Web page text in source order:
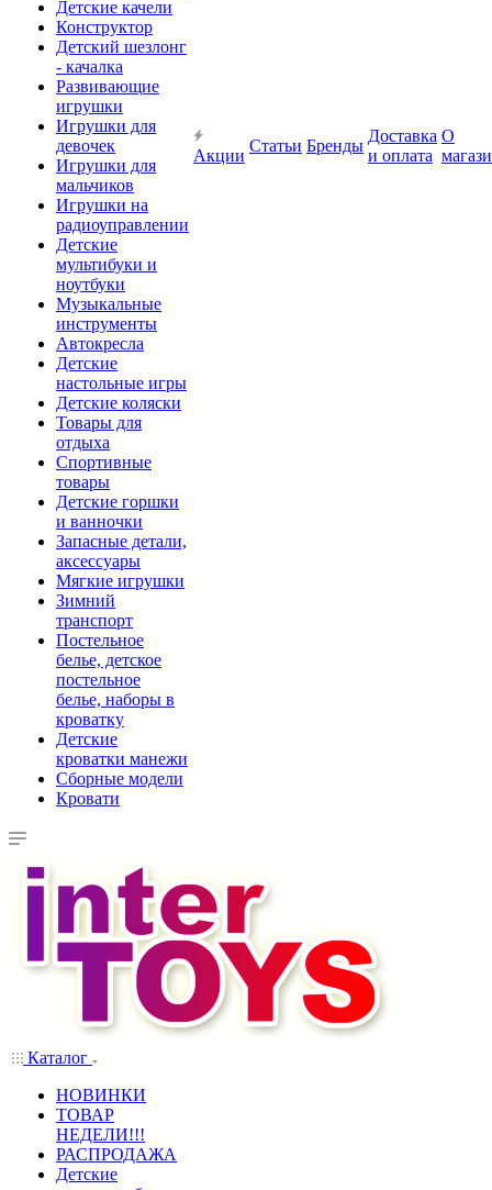
Детские качели
Конструктор
Детский шезлонг
- качалка
Развивающие
игрушки
Игрушки для
девочек
Игрушки для
мальчиков
Игрушки на
радиоуправлении
Детские
мультибуки и
ноутбуки
Музыкальные
инструменты
Автокресла
Детские
настольные игры
Детские коляски
Товары для
отдыха
Спортивные
товары
Детские горшки
и ванночки
Запасные детали,
аксессуары
Мягкие игрушки
Зимний
транспорт
Постельное
белье, детское
постельное
белье, наборы в
кроватку
Детские
кроватки манежи
Сборные модели
Кровати
Акции
Статьи Бренды
Доставка
и оплата
О
Каталог
НОВИНКИ
ТОВАР
НЕДЕЛИ!!!
РАСПРОДАЖА
Детские